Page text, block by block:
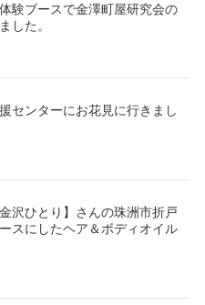
験ブースで金澤町屋研究会の
した。
センターにお花見に行きまし
沢ひとり】さんの珠洲市折戸
スにしたヘア＆ボディオイル